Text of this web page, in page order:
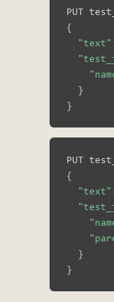
{
"text"
}
}
PUT
{
"text"
}
}